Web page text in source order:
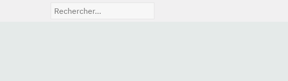
Rechercher :